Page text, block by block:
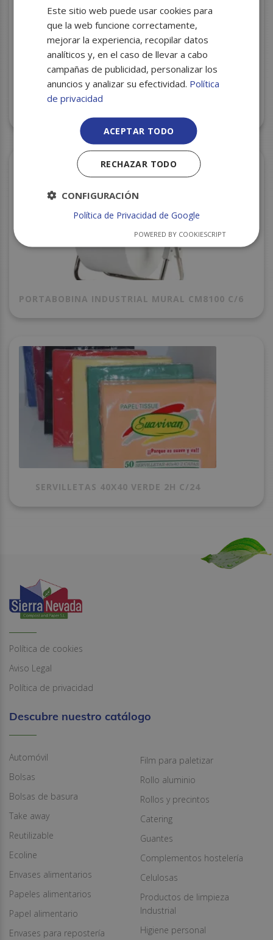
PORTABOBINA INDUSTRIAL MURAL CM8100 C/6
SERVILLETAS 40X40 VERDE 2H C/24
Política de cookies
Aviso Legal
Política de privacidad
Descubre nuestro catálogo
Automóvil
Bolsas
Bolsas de basura
Take away
Reutilizable
Ecoline
Envases alimentarios
Papeles alimentarios
Papel alimentario
Envases para repostería
Film para paletizar
Rollo aluminio
Rollos y precintos
Catering
Guantes
Complementos hostelería
Celulosas
Productos de limpieza
Industrial
Higiene personal
Este sitio web puede usar cookies para
que la web funcione correctamente,
mejorar la experiencia, recopilar datos
analíticos y, en el caso de llevar a cabo
campañas de publicidad, personalizar los
anuncios y analizar su efectividad. Política
de privacidad
ACEPTAR TODO
RECHAZAR TODO
CONFIGURACIÓN
Política de Privacidad de Google
POWERED BY COOKIESCRIPT